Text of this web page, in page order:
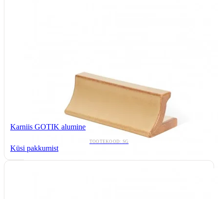
Karniis GOTIK alumine
TOOTEKOOD: SG
Küsi pakkumist